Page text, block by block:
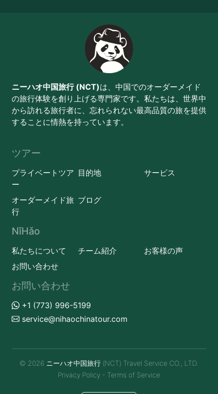
ニーハオ中国旅行 (NCT)は、中国でのオーダーメイド
の旅行体験を創り上げる専門家です。私たちは、世界中
から訪れる旅行者に、忘れられない最高品質の旅を提供
することに情熱を持っています。
ツアー
プライベートツア
ー
目的地 サービス
オーダーメイド旅
行
ブログ
NǐHǎo
私たちについて チーム紹介
お客様の声
お問い合わせ
お問い合わせ
+1 (773) 996-5199
service@nihaochinatour.com
© 2026 ニーハオ中国旅行 (NCT) Travel Service CO., LTD.
Privacy Policy - Terms of Service